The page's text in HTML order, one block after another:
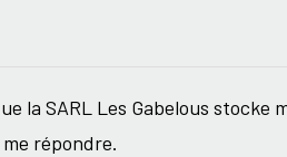
la SARL Les Gabelous stocke
répondre.